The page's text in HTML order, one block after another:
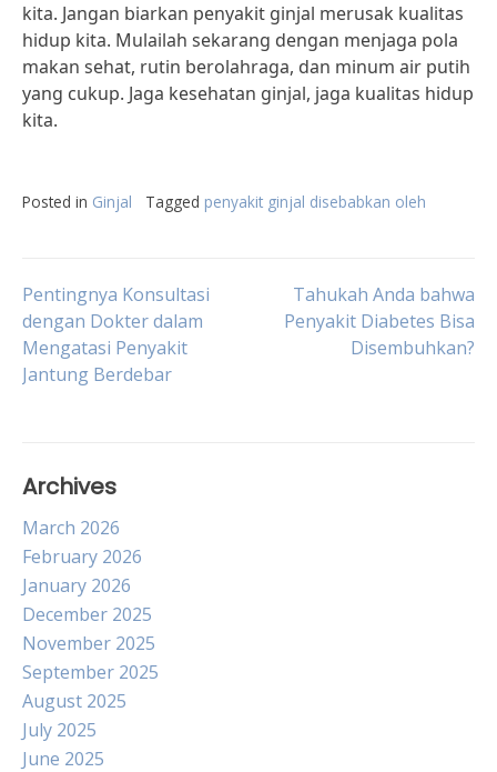
kita. Jangan biarkan penyakit ginjal merusak kualitas
hidup kita. Mulailah sekarang dengan menjaga pola
makan sehat, rutin berolahraga, dan minum air putih
yang cukup. Jaga kesehatan ginjal, jaga kualitas hidup
kita.
Posted in Ginjal Tagged penyakit ginjal disebabkan oleh
Post
navigation
Pentingnya Konsultasi
dengan Dokter dalam
Mengatasi Penyakit
Jantung Berdebar
Tahukah Anda bahwa
Penyakit Diabetes Bisa
Disembuhkan?
Archives
March 2026
February 2026
January 2026
December 2025
November 2025
September 2025
August 2025
July 2025
June 2025